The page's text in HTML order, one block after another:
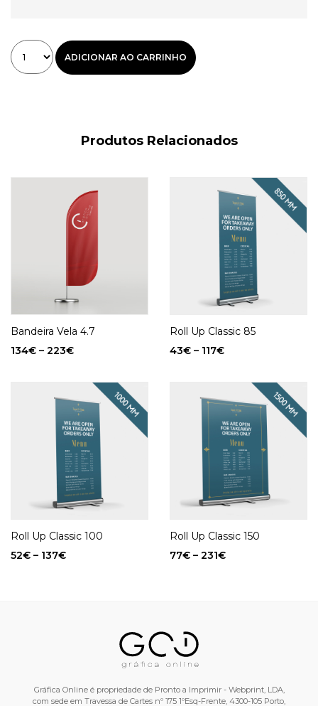
ADICIONAR AO CARRINHO
Produtos Relacionados
Bandeira Vela 4.7
134€ – 223€
Roll Up Classic 85
43€ – 117€
Roll Up Classic 100
52€ – 137€
Roll Up Classic 150
77€ – 231€
Gráfica Online é propriedade de Pronto a Imprimir - Webprint, LDA,
com sede em Travessa de Cartes nº 175 1ºEsq-Frente, 4300-105 Porto,